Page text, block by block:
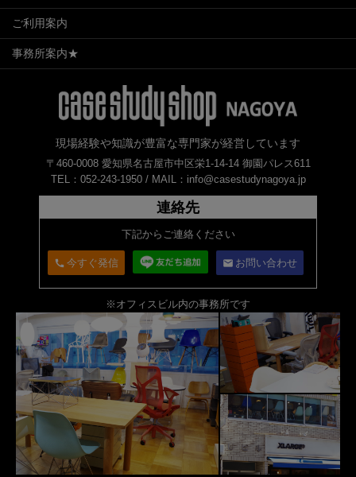
ご利用案内
事務所案内★
現場経験や知識が豊富な専門家が経営しています
〒460-0008 愛知県名古屋市中区栄1-14-14 御園パレス611
TEL：052-243-1950 / MAIL：info@casestudynagoya.jp
連絡先
下記からご連絡ください
call 今すぐ発信 email お問い合わせ
※オフィスビル内の事務所です